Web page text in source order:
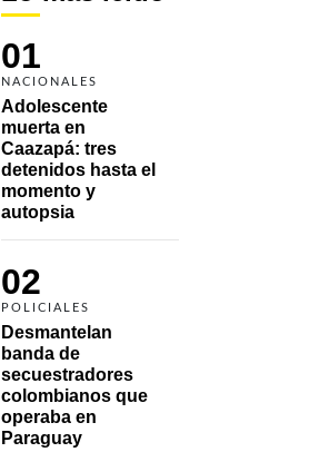
01
NACIONALES
Adolescente
muerta en
Caazapá: tres
detenidos hasta el
momento y
autopsia
02
POLICIALES
Desmantelan
banda de
secuestradores
colombianos que
operaba en
Paraguay